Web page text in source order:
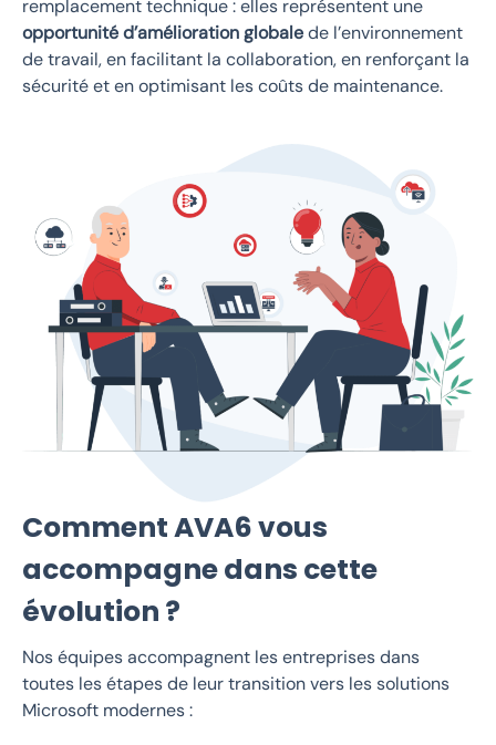
remplacement technique : elles représentent une
opportunité d’amélioration globalede l’environnement
de travail, en facilitant la collaboration, en renforçant la
sécurité et en optimisant les coûts de maintenance.
Comment AVA6 vous
accompagne dans cette
évolution ?
Nos équipes accompagnent les entreprises dans
toutes les étapes de leur transition vers les solutions
Microsoft modernes :